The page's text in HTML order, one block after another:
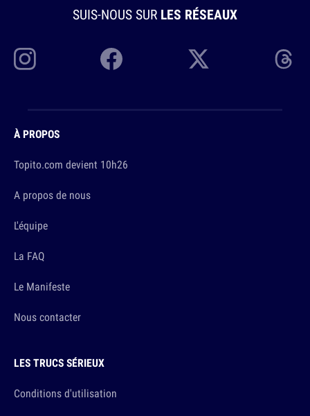
SUIS-NOUS SUR LES RÉSEAUX
À PROPOS
Topito.com devient 10h26
A propos de nous
L'équipe
La FAQ
Le Manifeste
Nous contacter
LES TRUCS SÉRIEUX
Conditions d'utilisation